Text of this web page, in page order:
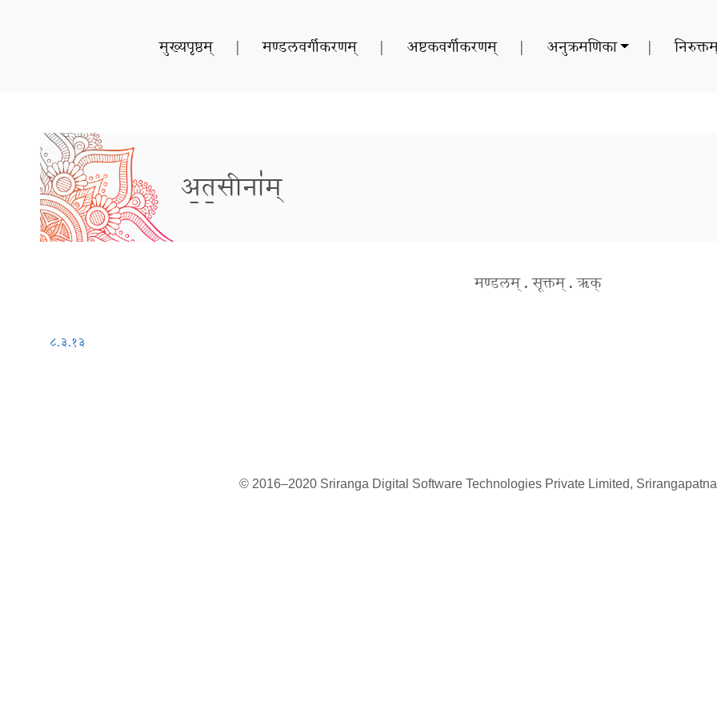
मुख्यपृष्ठम् | मण्डलवर्गीकरणम् | अष्टकवर्गीकरणम् | अनुक्रमणिका |
अ॒त॒सीना॑म्
मण्डलम् . सूक्तम् . ऋक्
८.३.१३
© 2016–2020 Sriranga Digital Software Technologies Private Limited,